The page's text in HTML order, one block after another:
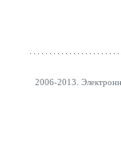
2006-2013.